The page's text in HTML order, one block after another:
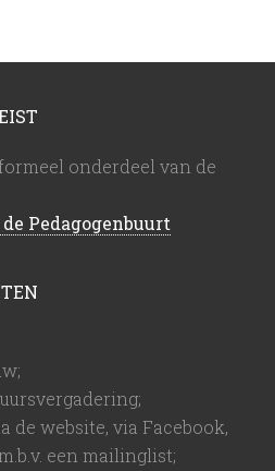
onderdeel van de
Pedagogenbuurt
de website, via Facebook,
een mailinglist;